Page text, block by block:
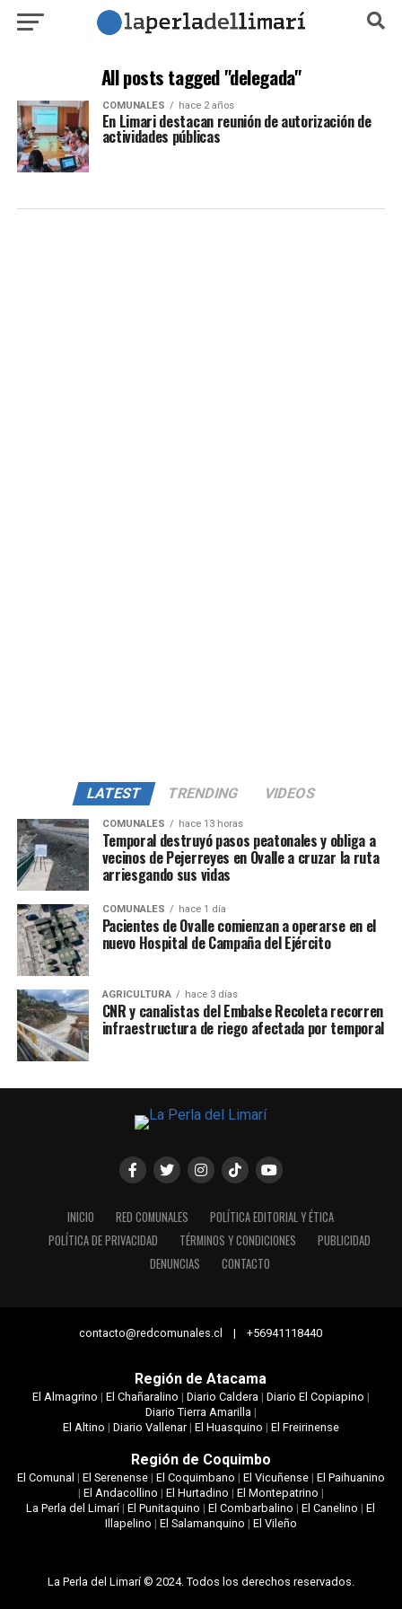
All posts tagged "delegada"
COMUNALES hace 2 años
En Limari destacan reunión de autorización de
actividades públicas
LATEST TRENDING VIDEOS
COMUNALES hace 13 horas
Temporal destruyó pasos peatonales y obliga a
vecinos de Pejerreyes en Ovalle a cruzar la ruta
arriesgando sus vidas
COMUNALES hace 1 día
Pacientes de Ovalle comienzan a operarse en el
nuevo Hospital de Campaña del Ejército
AGRICULTURA hace 3 días
CNR y canalistas del Embalse Recoleta recorren
infraestructura de riego afectada por temporal
INICIO RED COMUNALES
POLÍTICA EDITORIAL Y ÉTICA
POLÍTICA DE PRIVACIDAD
TÉRMINOS Y CONDICIONES
PUBLICIDAD
DENUNCIAS
CONTACTO
contacto@redcomunales.cl | +56941118440
Región de Atacama
El Almagrino | El Chañaralino | Diario Caldera| Diario El Copiapino |
Diario Tierra Amarilla|
El Altino | Diario Vallenar| El Huasquino | El Freirinense
Región de Coquimbo
El Comunal | El Serenense| El Coquimbano | El Vicuñense| El Paihuanino
| El Andacollino | El Hurtadino | El Montepatrino |
La Perla del Limarí|El Punitaquino |El Combarbalino |El Canelino |El
Illapelino | El Salamanquino | El Vileño
La Perla del Limarí © 2024. Todos los derechos reservados.